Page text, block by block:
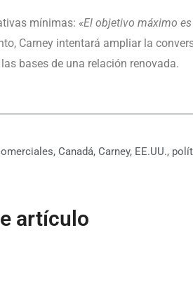
mínimas: «El objetivo máximo
Carney intentará ampliar la
bases de una relación renovada.
, Canadá, Carney, EE.UU.,
artículo